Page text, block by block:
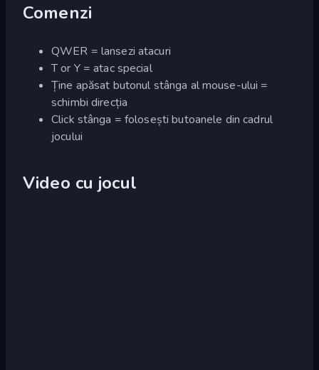
Comenzi
QWER = lansezi atacuri
T or Y = atac special
Ține apăsat butonul stânga al mouse-ului =
schimbi direcția
Click stânga = folosești butoanele din cadrul
jocului
Video cu jocul